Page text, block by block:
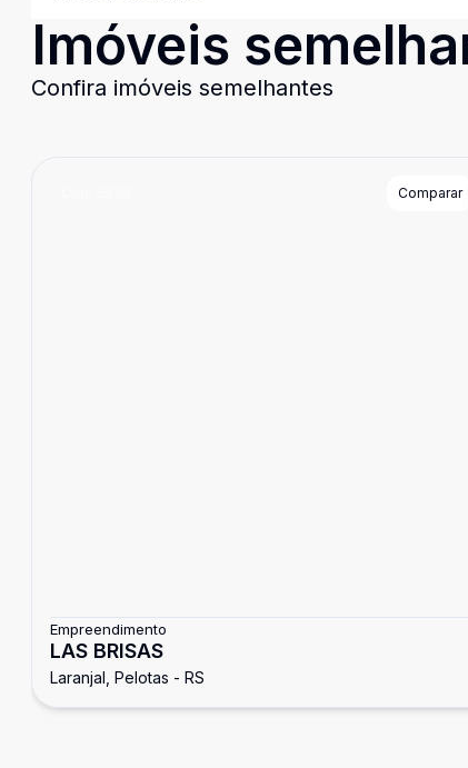
Imóveis
Confira imóveis semelhantes
Comparar
Empreendimento
LAS BRISAS
Laranjal, Pelotas - RS